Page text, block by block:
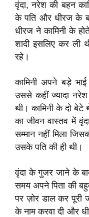
वृंदा, नरेश की बहन
के पति और धीरज के
धीरज ने कामिनी के
शादी इसलिए कर ली
रहे।
कामिनी अपने बड़े
उससे कहीं ज्यादा
थी। कामिनी के दो बेटे
का जीवन वास्तव में
सम्मान नहीं मिला
उसके पति की ही थी।
वृंदा के गुजर जाने के
समय अपने पिता की
पर ज़ोर डाल कर पूरी
के नाम करवा दी और